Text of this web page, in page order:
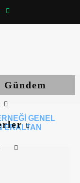
Gündem
GENEL
ERALTAN